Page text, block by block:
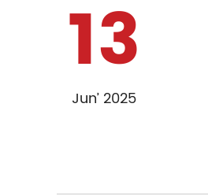
13
Jun’ 2025